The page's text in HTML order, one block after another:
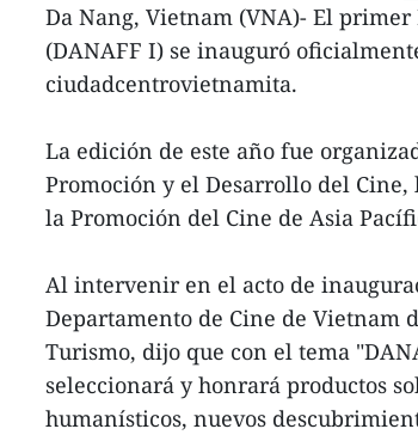
Da Nang, Vietnam (VNA)- El
(DANAFF I) se inauguró
ciudadcentrovietnamita.
La edición de este año fue
Promoción y el Desarrollo del Cine,
la Promoción del Cine de Asia
Al intervenir en el acto de
Departamento de Cine de Vietnam
Turismo, dijo que con el tema
seleccionará y honrará productos
humanísticos, nuevos